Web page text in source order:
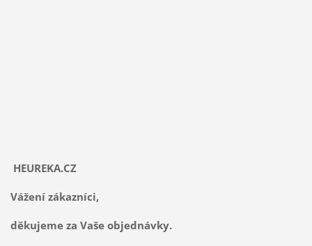
HEUREKA.CZ
Vážení zákazníci,
děkujeme za Vaše objednávky.